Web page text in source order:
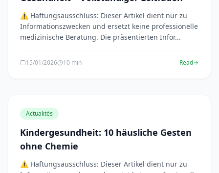
⚠️ Haftungsausschluss: Dieser Artikel dient nur zu
Informationszwecken und ersetzt keine professionelle
medizinische Beratung. Die präsentierten Infor...
15/01/2026 10 min Read
Actualités
Kindergesundheit: 10 häusliche Gesten
ohne Chemie
⚠️ Haftungsausschluss: Dieser Artikel dient nur zu